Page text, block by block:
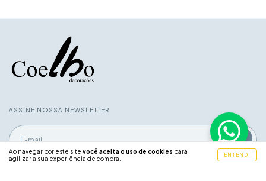
Ao navegar por este site você aceita o uso de cookies para
agilizar a sua experiência de compra.
ENTENDI
ASSINE NOSSA NEWSLETTER